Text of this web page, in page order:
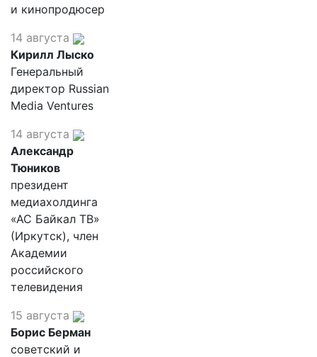
и кинопродюсер
14 августа
Кирилл Лыско
Генеральный
директор Russian
Media Ventures
14 августа
Александр
Тюников
президент
медиахолдинга
«АС Байкал ТВ»
(Иркутск), член
Академии
российского
телевидения
15 августа
Борис Берман
советский и